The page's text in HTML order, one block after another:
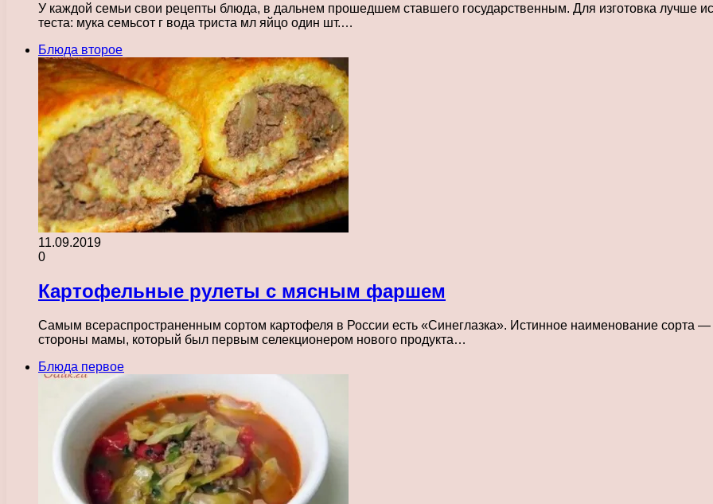
У каждой семьи свои рецепты блюда, в дальнем прошедшем ставшего государственным. Для изготовка лучше
теста: мука семьсот г вода триста мл яйцо один шт.…
Блюда второе
11.09.2019
0
Картофельные рулеты с мясным фаршем
Самым всераспространенным сортом картофеля в России есть «Синеглазка». Истинное наименование сорта
стороны мамы, который был первым селекционером нового продукта…
Блюда первое